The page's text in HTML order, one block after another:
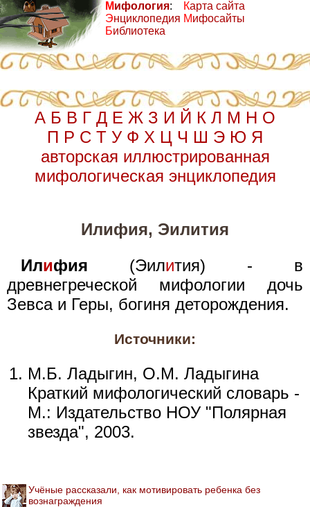
Мифология:
Энциклопедия
Библиотека
Карта сайта
Мифосайты
А Б В Г Д Е Ж З И Й К Л М Н О
П Р С Т У Ф Х Ц Ч Ш Э Ю Я
авторская иллюстрированная
мифологическая энциклопедия
Илифия, Эилития
Илифия (Эилития) - в
древнегреческой мифологии дочь
Зевса и Геры, богиня деторождения.
Источники:
М.Б. Ладыгин, О.М. Ладыгина
Краткий мифологический словарь -
М.: Издательство НОУ "Полярная
звезда", 2003.
Учёные рассказали, как мотивировать ребенка без
вознаграждения